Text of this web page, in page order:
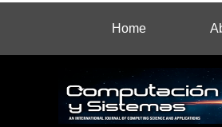
Home